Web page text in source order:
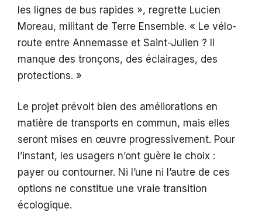
les lignes de bus rapides », regrette Lucien
Moreau, militant de Terre Ensemble. « Le vélo-
route entre Annemasse et Saint-Julien ? Il
manque des tronçons, des éclairages, des
protections. »
Le projet prévoit bien des améliorations en
matière de transports en commun, mais elles
seront mises en œuvre progressivement. Pour
l’instant, les usagers n’ont guère le choix :
payer ou contourner. Ni l’une ni l’autre de ces
options ne constitue une vraie transition
écologique.